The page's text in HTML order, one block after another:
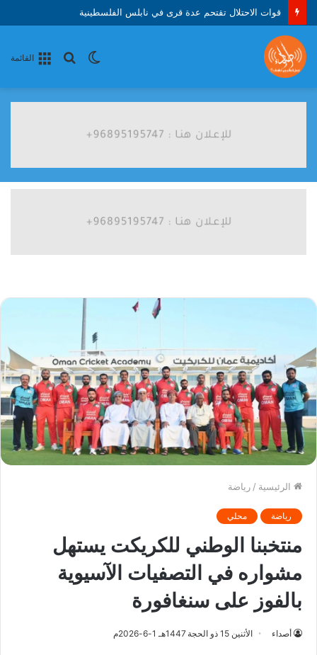
قوات الاحتلال تقتحم عدة قرى في نابلس الفلسطينية
القائمة
بحث الوضع
الرئيسية / رياضة
رياضة محلي
منتخبنا الوطني للكريكت يستهل
مشواره في التصفيات الآسيوية
بالفوز على سنغافورة
أصداء الأثنين 15 ذو الحجة 1447هـ 1-6-2026م